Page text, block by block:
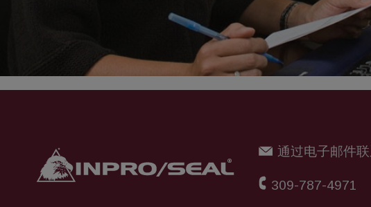
通过电子邮件
309-787-4971